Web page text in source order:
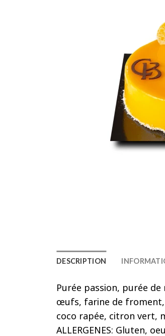
DESCRIPTION
Purée passion, purée
œufs, farine de froment,
coco rapée, citron vert,
ALLERGENES: Gluten,